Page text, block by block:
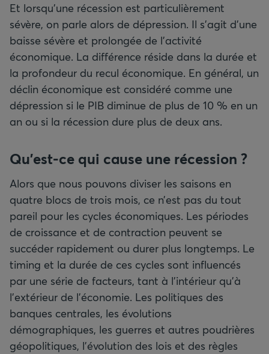
Et lorsqu’une récession est particulièrement
sévère, on parle alors de dépression. Il s’agit d’une
baisse sévère et prolongée de l’activité
économique. La différence réside dans la durée et
la profondeur du recul économique. En général, un
déclin économique est considéré comme une
dépression si le PIB diminue de plus de 10 % en un
an ou si la récession dure plus de deux ans.
Qu’est-ce qui cause une récession ?
Alors que nous pouvons diviser les saisons en
quatre blocs de trois mois, ce n’est pas du tout
pareil pour les cycles économiques. Les périodes
de croissance et de contraction peuvent se
succéder rapidement ou durer plus longtemps. Le
timing et la durée de ces cycles sont influencés
par une série de facteurs, tant à l’intérieur qu’à
l’extérieur de l’économie. Les politiques des
banques centrales, les évolutions
démographiques, les guerres et autres poudrières
géopolitiques, l’évolution des lois et des règles